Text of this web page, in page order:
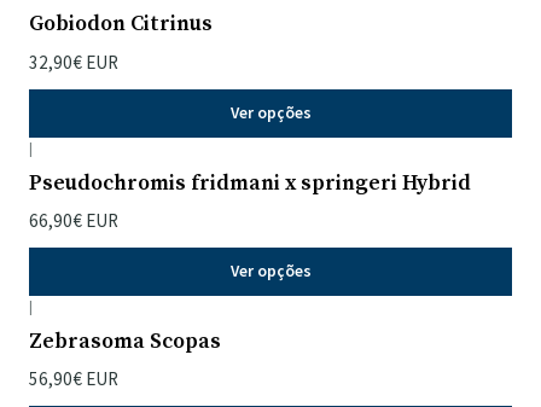
Gobiodon Citrinus
32,90€ EUR
Ver opções
|
Pseudochromis fridmani x springeri Hybrid
66,90€ EUR
Ver opções
|
Zebrasoma Scopas
56,90€ EUR